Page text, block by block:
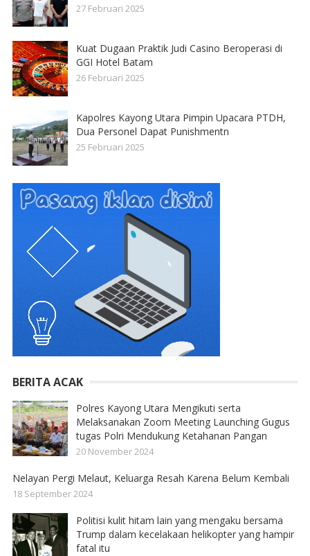
27 Februari 2025
Kuat Dugaan Praktik Judi Casino Beroperasi di
GGI Hotel Batam
26 Februari 2025
Kapolres Kayong Utara Pimpin Upacara PTDH,
Dua Personel Dapat Punishmentn
25 Februari 2025
BERITA ACAK
Polres Kayong Utara Mengikuti serta
Melaksanakan Zoom Meeting Launching Gugus
tugas Polri Mendukung Ketahanan Pangan
20 November 2024
Nelayan Pergi Melaut, Keluarga Resah Karena Belum Kembali
18 September 2024
Politisi kulit hitam lain yang mengaku bersama
Trump dalam kecelakaan helikopter yang hampir
fatal itu